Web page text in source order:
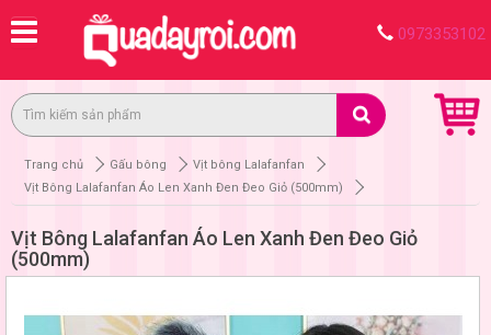
0973353102
Trang chủ Gấu bông
Vịt bông Lalafanfan
Vịt Bông Lalafanfan Áo Len Xanh Đen Đeo Giỏ (500mm)
Vịt Bông Lalafanfan Áo Len Xanh Đen Đeo Giỏ
(500mm)